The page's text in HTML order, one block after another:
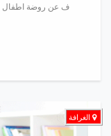
ف عن روضة اطفال
الغرافة